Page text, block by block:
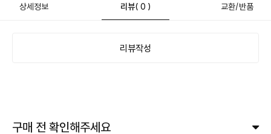
상세정보 리뷰( 0 ) 교환/반품
리뷰작성
구매 전 확인해주세요